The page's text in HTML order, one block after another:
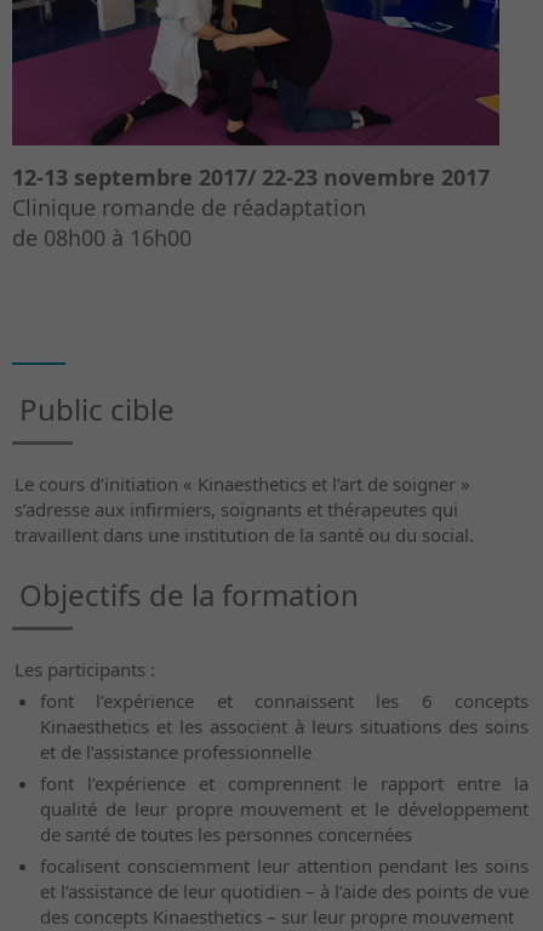
12-13 septembre 2017/ 22-23 novembre 2017
Clinique romande de réadaptation
de 08h00 à 16h00
Public cible
Le cours d’initiation « Kinaesthetics et l’art de soigner »
s’adresse aux infirmiers, soignants et thérapeutes qui
travaillent dans une institution de la santé ou du social.
Objectifs de la formation
Les participants :
font l’expérience et connaissent les 6 concepts
Kinaesthetics et les associent à leurs situations des soins
et de l’assistance professionnelle
font l’expérience et comprennent le rapport entre la
qualité de leur propre mouvement et le développement
de santé de toutes les personnes concernées
focalisent consciemment leur attention pendant les soins
et l’assistance de leur quotidien – à l’aide des points de vue
des concepts Kinaesthetics – sur leur propre mouvement